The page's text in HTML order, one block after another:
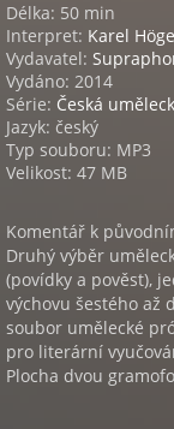
Délka: 50 min
Interpret: Karel
Vydavatel:
Vydáno: 2014
Série: Česká
Jazyk: český
Typ souboru: MP3
Velikost: 47 MB
Komentář k
Druhý výběr
(povídky a pověst),
výchovu šestého až
soubor umělecké
pro literární
Plocha dvou
přihlíželo k četbě